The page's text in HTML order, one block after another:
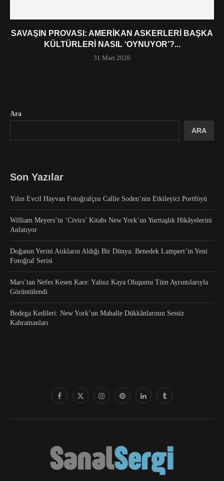
SAVAŞIN PROVASI: AMERIKAN ASKERLERI BAŞKA
KÜLTÜRLERI NASIL ‘OYNUYOR’?...
31 Mart 2026
Ara
ARA
Son Yazılar
Yılın Evcil Hayvan Fotoğrafçısı Callie Soden’nin Etkileyici Portföyü
William Meyers’in ‘Civics’ Kitabı New York’un Yurttaşlık Hikâyelerini
Anlatıyor
Doğanın Yerini Atıkların Aldığı Bir Dünya: Benedek Lampert’in Yeni
Fotoğraf Serisi
Mars’tan Nefes Kesen Kare: Yalnız Kaya Oluşumu Tüm Ayrıntılarıyla
Görüntülendi
Bodega Kedileri: New York’un Mahalle Dükkânlarının Sessiz
Kahramanları